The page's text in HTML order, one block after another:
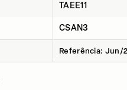
TAEE11
CSAN3
Referência: Jun/